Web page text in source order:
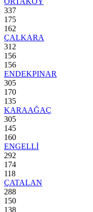
337
175
162
ÇALKARA
312
156
156
ENDEKPINAR
305
170
135
KARAAĞAÇ
305
145
160
ENGELLİ
292
174
118
ÇATALAN
288
150
138